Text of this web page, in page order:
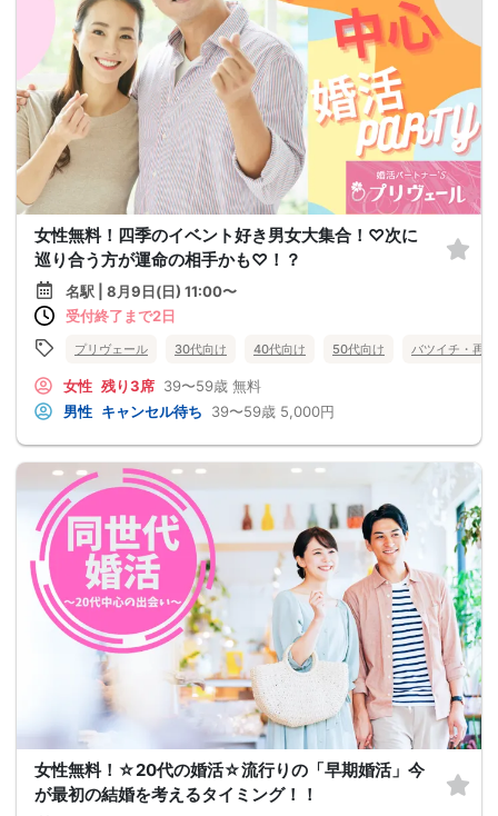
女性無料！四季のイベント好き男女大集合！♡次に
巡り合う方が運命の相手かも♡！？
名駅 | 8月9日(日) 11:00〜
受付終了まで2日
プリヴェール 30代向け 40代向け 50代向け バツイチ・再婚
女性 残り3席 39〜59歳 無料
男性 キャンセル待ち 39〜59歳 5,000円
女性無料！☆20代の婚活☆流行りの「早期婚活」今
が最初の結婚を考えるタイミング！！